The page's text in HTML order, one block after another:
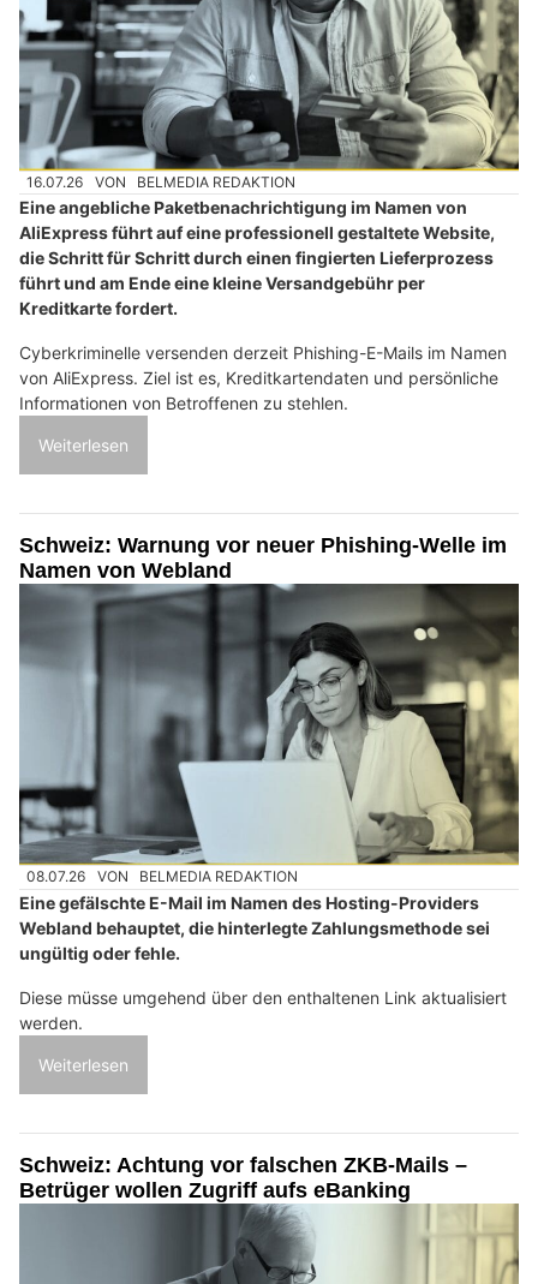
16.07.26 VON BELMEDIA REDAKTION
Eine angebliche Paketbenachrichtigung im Namen von
AliExpress führt auf eine professionell gestaltete Website,
die Schritt für Schritt durch einen fingierten Lieferprozess
führt und am Ende eine kleine Versandgebühr per
Kreditkarte fordert.
Cyberkriminelle versenden derzeit Phishing-E-Mails im Namen
von AliExpress. Ziel ist es, Kreditkartendaten und persönliche
Informationen von Betroffenen zu stehlen.
Weiterlesen
Schweiz: Warnung vor neuer Phishing-Welle im
Namen von Webland
08.07.26 VON BELMEDIA REDAKTION
Eine gefälschte E-Mail im Namen des Hosting-Providers
Webland behauptet, die hinterlegte Zahlungsmethode sei
ungültig oder fehle.
Diese müsse umgehend über den enthaltenen Link aktualisiert
werden.
Weiterlesen
Schweiz: Achtung vor falschen ZKB-Mails –
Betrüger wollen Zugriff aufs eBanking